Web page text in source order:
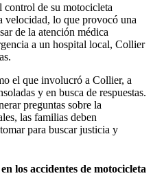
de su motocicleta
velocidad, lo que provocó una
de la atención médica
a un hospital local, Collier
el que involucró a Collier, a
y en busca de respuestas.
preguntas sobre la
las familias deben
para buscar justicia y
los accidentes de motocicleta